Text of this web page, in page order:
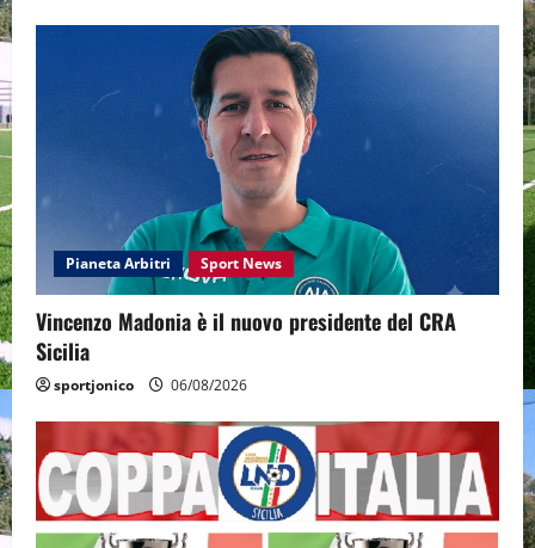
Pianeta Arbitri Sport News
Vincenzo Madonia è il nuovo presidente del CRA
Sicilia
sportjonico 06/08/2026